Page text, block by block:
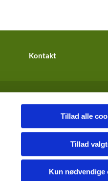
Tillad alle
Tillad
Kun nødvendige
Kontakt